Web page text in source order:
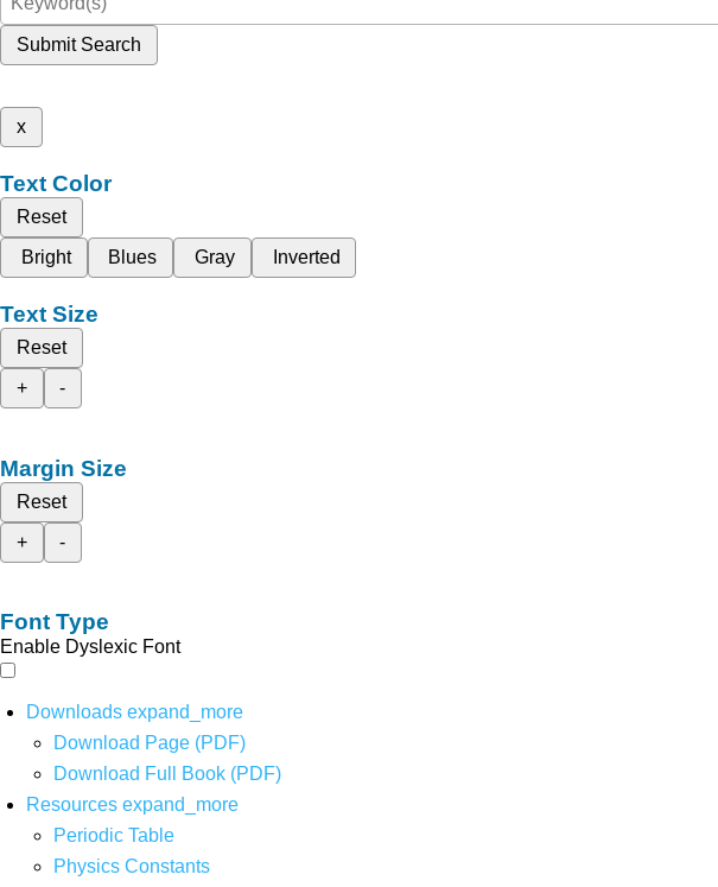
Submit Search
x
Text Color
Reset
Bright
Blues Gray Inverted
Text Size
Reset
+
-
Margin Size
Reset
+
-
Font Type
Enable Dyslexic Font
Downloads expand_more
Download Page (PDF)
Download Full Book (PDF)
Resources expand_more
Periodic Table
Physics Constants